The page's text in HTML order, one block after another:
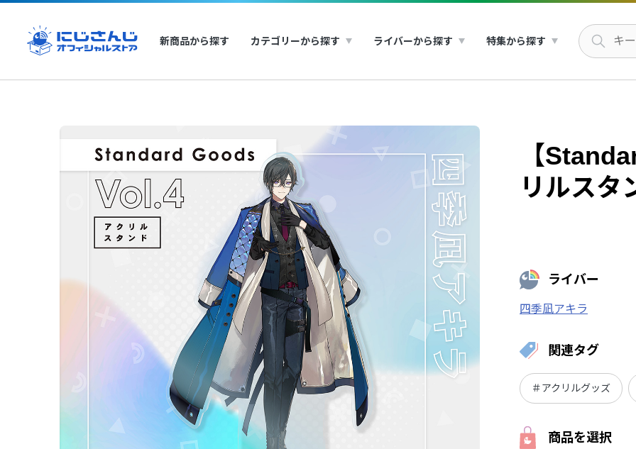
新商品から探す カテゴリーから探す ライバーから探す 特集から探す
【
リルスタ
ライバー
四季凪アキラ
関連タグ
＃アクリルグッズ
商品を選択